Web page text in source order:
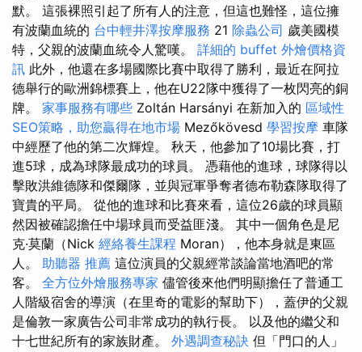
默。 這張裸照引起了所有人的注意，但這也難怪，這位擁
有波蘭血統的 台中輕井澤按摩服務 21 除蟲公司 歲美國模
特，父親的波蘭血統令人驚嘆。 詳細的 buffet 外燴價格資
訊 此外，他還在多場國際比賽中取得了勝利，最近在阿拉
德舉行的歐洲錦標賽上，他在U22隊中獲得了一枚閃亮的銅
牌。 家事服務有哪些 Zoltán Harsányi 在新加入的 區域性
SEO策略，助您贏得在地市場 Mezőkövesd 學習按摩 車隊
中經歷了他的第二次輝煌。 秋天，他參加了10場比賽，打
進5球，成為球隊最成功的球員。 憑藉他的進球，球隊得以
擊敗洪維德隊和傑爾隊，並與冠軍爭奪者德布勒森隊取得了
寶貴的平局。 從他的進球和比賽來看，這位26歲的球員顯
然因被確認擔任中場球員而受益匪淺。 其中一個角色是尼
克·莫蘭（Nick 經絡養生課程 Moran），他本身就是東區
人。 助聽器 推薦 這位演員的父親經常談論當地酒吧的常
客。 全方位外燴服務專家 儘管後來他們明顯擔任了普通工
人階級宿舍的導演（在里奇的電影的幫助下），蓋伊的父親
是倫敦一家廣告公司非常成功的執行長。 以及他的繼父和
十七世紀所有的家族財產。 外遇調查秘訣 但「門口的人」